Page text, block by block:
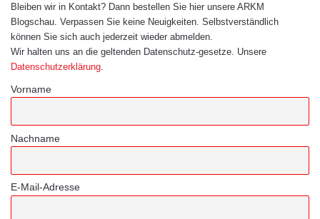
Bleiben wir in Kontakt? Dann bestellen Sie hier unsere ARKM
Blogschau. Verpassen Sie keine Neuigkeiten. Selbstverständlich
können Sie sich auch jederzeit wieder abmelden.
Wir halten uns an die geltenden Datenschutz-gesetze. Unsere
Datenschutzerklärung
Vorname
Nachname
E-Mail-Adresse